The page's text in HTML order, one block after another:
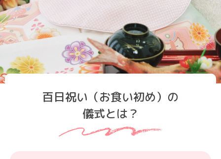
百日祝い（お食い初め）の
儀式とは？